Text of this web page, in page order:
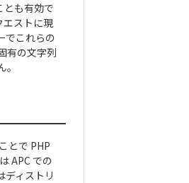
とも有効で
エストに現
でこれらの
有の文字列
とで PHP
APC での
ディストリ